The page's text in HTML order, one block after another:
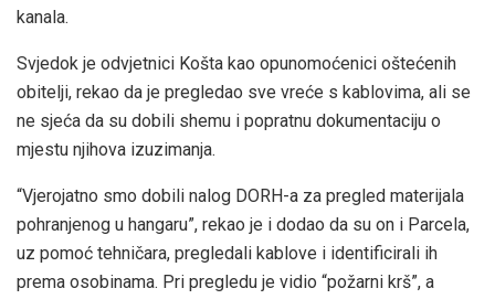
kanala.
Svjedok je odvjetnici Košta kao opunomoćenici oštećenih
obitelji, rekao da je pregledao sve vreće s kablovima, ali se
ne sjeća da su dobili shemu i popratnu dokumentaciju o
mjestu njihova izuzimanja.
“Vjerojatno smo dobili nalog DORH-a za pregled materijala
pohranjenog u hangaru”, rekao je i dodao da su on i Parcela,
uz pomoć tehničara, pregledali kablove i identificirali ih
prema osobinama. Pri pregledu je vidio “požarni krš”, a